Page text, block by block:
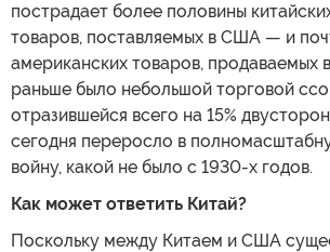
пострадает более половины
товаров, поставляемых в США — и
американских товаров, продаваемых
раньше было небольшой торговой
отразившейся всего на 15%
сегодня переросло в
войну, какой не было с 1930-х годов.
Как может ответить Китай?
Поскольку между Китаем и США